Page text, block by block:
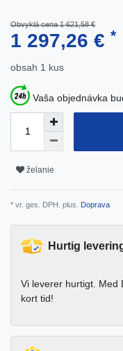
Obvyklá cena 1 621,58 €
1 297,26 € *
obsah 1 kus
Vaša objednávka
želanie
* vr. ges. DPH. plus. Doprava
Hurtig
Vi leverer hurtigt. Med
kort tid!